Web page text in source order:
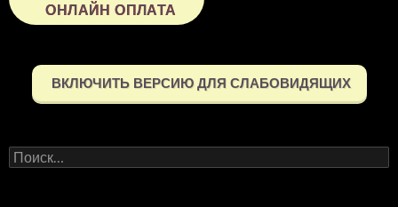
ОНЛАЙН ОПЛАТА
ВКЛЮЧИТЬ ВЕРСИЮ ДЛЯ СЛАБОВИДЯЩИХ
Найти: